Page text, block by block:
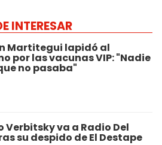
INTERESAR
Martitegui lapidó al
por las vacunas VIP: "Nadie
no pasaba"
Verbitsky va a Radio Del
su despido de El Destape